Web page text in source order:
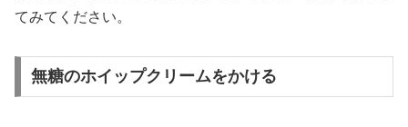
てみてください。
無糖のホイップクリームをかける